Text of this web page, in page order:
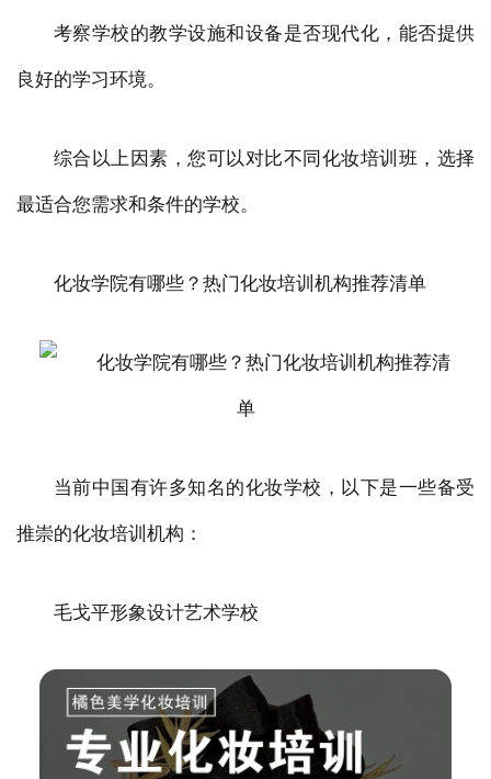
考察学校的教学设施和设备是否现代化，能否提供
良好的学习环境。
综合以上因素，您可以对比不同化妆培训班，选择
最适合您需求和条件的学校。
化妆学院有哪些？热门化妆培训机构推荐清单
当前中国有许多知名的化妆学校，以下是一些备受
推崇的化妆培训机构：
毛戈平形象设计艺术学校